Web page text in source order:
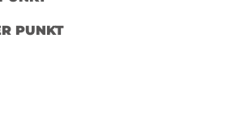
PUNKT